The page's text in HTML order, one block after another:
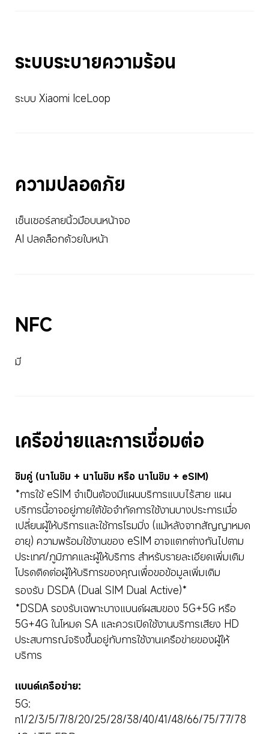
ระบบระบายความร้อน
ระบบ Xiaomi IceLoop
ความปลอดภัย
เซ็นเซอร์ลายนิ้วมือบนหน้าจอ
AI ปลดล็อกด้วยใบหน้า
NFC
มี
เครือข่ายและการเชื่อมต่อ
ซิมคู่ (นาโนซิม + นาโนซิม หรือ นาโนซิม + eSIM)
*การใช้ eSIM จำเป็นต้องมีแผนบริการแบบไร้สาย แผน
บริการนี้อาจอยู่ภายใต้ข้อจำกัดการใช้งานบางประการเมื่อ
เปลี่ยนผู้ให้บริการและใช้การโรมมิ่ง (แม้หลังจากสัญญาหมด
อายุ) ความพร้อมใช้งานของ eSIM อาจแตกต่างกันไปตาม
ประเทศ/ภูมิภาคและผู้ให้บริการ สำหรับรายละเอียดเพิ่มเติม
โปรดติดต่อผู้ให้บริการของคุณเพื่อขอข้อมูลเพิ่มเติม
รองรับ DSDA (Dual SIM Dual Active)*
*DSDA รองรับเฉพาะบางแบนด์ผสมของ 5G+5G หรือ
5G+4G ในโหมด SA และควรเปิดใช้งานบริการเสียง HD
ประสบการณ์จริงขึ้นอยู่กับการใช้งานเครือข่ายของผู้ให้
บริการ
แบนด์เครือข่าย:
5G:
n1/2/3/5/7/8/20/25/28/38/40/41/48/66/75/77/78